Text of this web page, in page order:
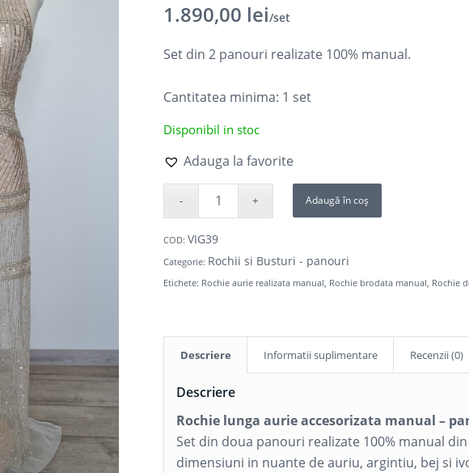
1.890,00 lei/set
Set din 2 panouri realizate 100% manual.
Cantitatea minima: 1 set
Disponibil in stoc
Adauga la favorite
Adaugă în coș
COD:VIG39
Categorie: Rochii si Busturi - panouri
Etichete: Rochie aurie realizata manual Rochie brodata manual Rochie
Descriere Informatii suplimentare Recenzii (0)
Descriere
Rochie lunga aurie accesorizata manual –
Set din doua panouri realizate 100% manual
dimensiuni in nuante de auriu, argintiu, bej si